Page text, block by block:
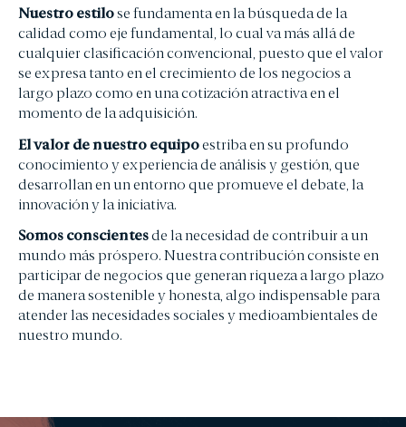
EL OFICIO DE INVERTIR
PRENSA
ANUNCIOS CORPORATIVOS
ESG
NUESTRA TRAYECTORIA EN ESG
NUESTRO COMPROMISO
NUESTRAS POLÍTICAS
NUESTROS INFORMES
Nuestro estilose fundamenta en la búsqueda de la
calidad como eje fundamental, lo cual va más allá de
cualquier clasificación convencional, puesto que el valor
se expresa tanto en el crecimiento de los negocios a
largo plazo como en una cotización atractiva en el
momento de la adquisición.
El valor de nuestro equipoestriba en su profundo
conocimiento y experiencia de análisis y gestión, que
desarrollan en un entorno que promueve el debate, la
innovación y la iniciativa.
Somos conscientesde la necesidad de contribuir a un
mundo más próspero. Nuestra contribución consiste en
participar de negocios que generan riqueza a largo plazo
de manera sostenible y honesta, algo indispensable para
atender las necesidades sociales y medioambientales de
nuestro mundo.